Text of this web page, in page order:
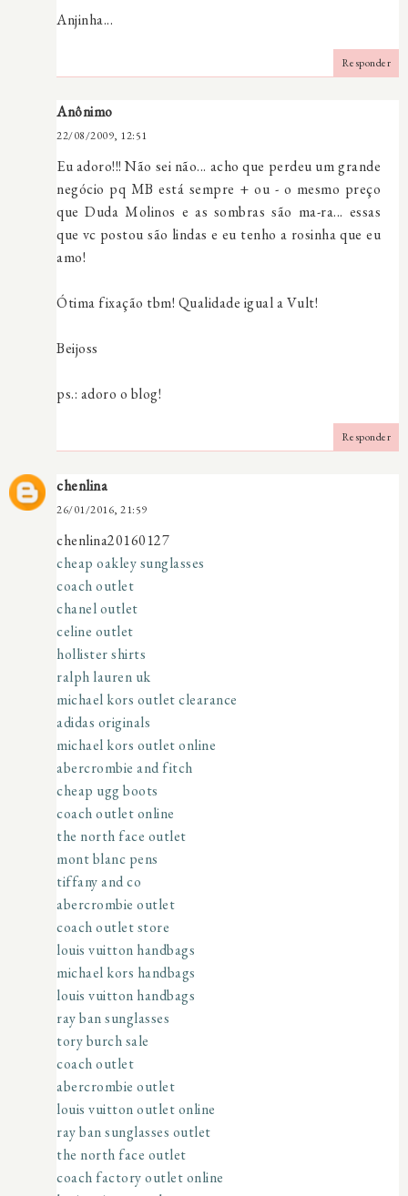
Anjinha...
Responder
Anônimo
22/08/2009, 12:51
Eu adoro!!! Não sei não... acho que perdeu um grande
negócio pq MB está sempre + ou - o mesmo preço
que Duda Molinos e as sombras são ma-ra... essas
que vc postou são lindas e eu tenho a rosinha que eu
amo!
Ótima fixação tbm! Qualidade igual a Vult!
Beijoss
ps.: adoro o blog!
Responder
chenlina
26/01/2016, 21:59
chenlina20160127
cheap oakley sunglasses
coach outlet
chanel outlet
celine outlet
hollister shirts
ralph lauren uk
michael kors outlet clearance
adidas originals
michael kors outlet online
abercrombie and fitch
cheap ugg boots
coach outlet online
the north face outlet
mont blanc pens
tiffany and co
abercrombie outlet
coach outlet store
louis vuitton handbags
michael kors handbags
louis vuitton handbags
ray ban sunglasses
tory burch sale
coach outlet
abercrombie outlet
louis vuitton outlet online
ray ban sunglasses outlet
the north face outlet
coach factory outlet online